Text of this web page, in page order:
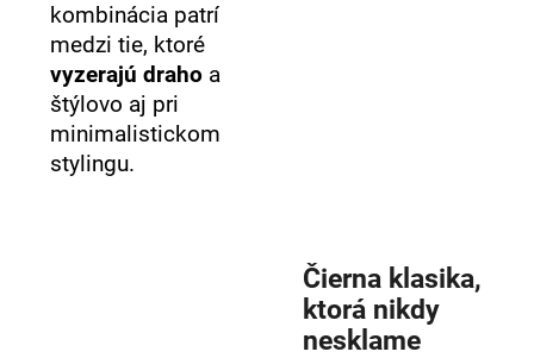
kombinácia patrí
medzi tie, ktoré
vyzerajú draho a
štýlovo aj pri
minimalistickom
stylingu.
Čierna klasika,
ktorá nikdy
nesklame